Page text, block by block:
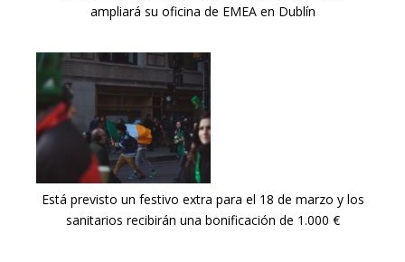
ampliará su oficina de EMEA en Dublín
Está previsto un festivo extra para el 18 de marzo y los
sanitarios recibirán una bonificación de 1.000 €